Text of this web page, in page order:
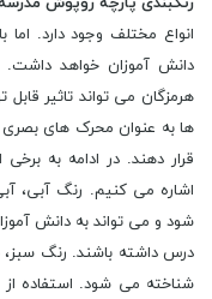
انواع مختلف وجود دارد. اما
دانش آموزان خواهد داشت.
هرمزگان می تواند تاثیر
ها به عنوان محرک های بصری
قرار دهند. در ادامه به
اشاره می کنیم. رنگ آبی،
شود و می تواند به دانش
درس داشته باشند. رنگ
شناخته می شود. استفاده